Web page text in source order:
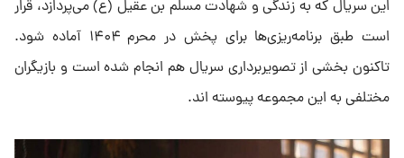
این سریال که به زندگی و شهادت مسلم بن عقیل (ع) می‌پردازد، قرار
است طبق برنامه‌ریزی‌ها برای پخش در محرم ۱۴۰۴ آماده شود.
تاکنون بخشی از تصویربرداری سریال هم انجام شده است و بازیگران
مختلفی به این مجموعه پیوسته اند.